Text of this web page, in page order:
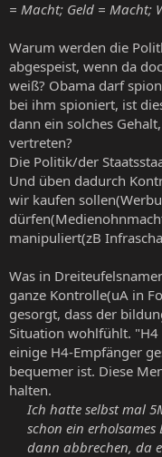
= Macht; Geld = Macht;
Warum werden die
abgespeist, wenn da
weiß? Obama darf
bei ihm spioniert, ist
dann ein solches
vertreten?
Die Politik/der
Und üben dadurch
wir kaufen
manipuliert(zB
Was in
ganze Kontrolle(uA in
gesorgt, dass der
Situation wohlfühlt. "H4
einige H4-Empfänger
bequemer ist. Diese
halten.
Ich hatte selbst mal
schon ein
dann abbrechen, da